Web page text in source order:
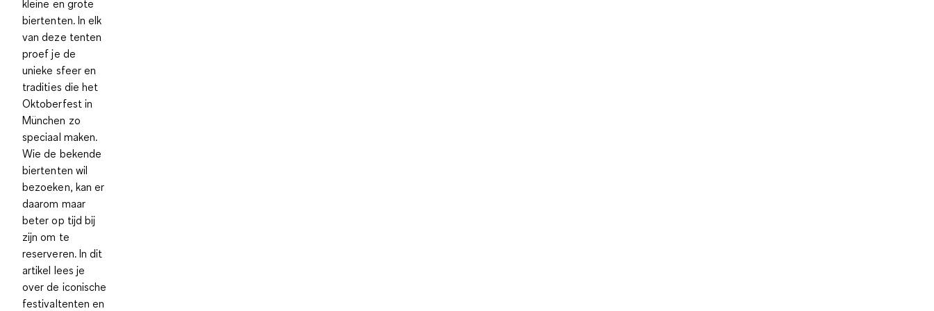
kleine en grote
biertenten. In elk
van deze tenten
proef je de
unieke sfeer en
tradities die het
Oktoberfest in
München zo
speciaal maken.
Wie de bekende
biertenten wil
bezoeken, kan er
daarom maar
beter op tijd bij
zijn om te
reserveren. In dit
artikel lees je
over de iconische
festivaltenten en